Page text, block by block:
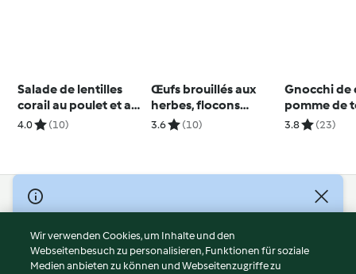
Salade de lentilles
corail au poulet et aux
raisins blancs
4.0 (10)
Œufs brouillés aux
herbes, flocons
d’avoine et feta
3.6 (10)
Gnocchi de
pomme de
beurre de
3.8 (23)
© Copyright 2026
Nutzungsbedingungen
Datenschutzrichtlinien
Wir verwenden Cookies, um Inhalte und den
Webseitenbesuch zu personalisieren, Funktionen für soziale
Medien anbieten zu können und Webseitenzugriffe zu